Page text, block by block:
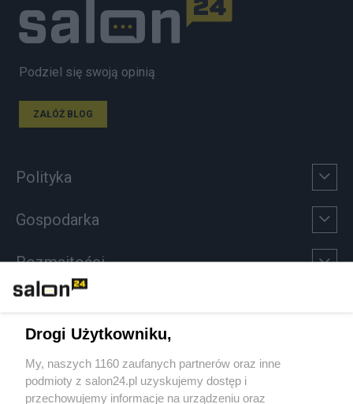
Podziel się swoją opinią
ZAŁÓŻ BLOG
Polityka
Gospodarka
Rozmaitości
Sport
Społeczeństwo
Drogi Użytkowniku,
My, naszych 1160 zaufanych partnerów oraz inne
podmioty z salon24.pl uzyskujemy dostęp i
przechowujemy informacje na urządzeniu oraz